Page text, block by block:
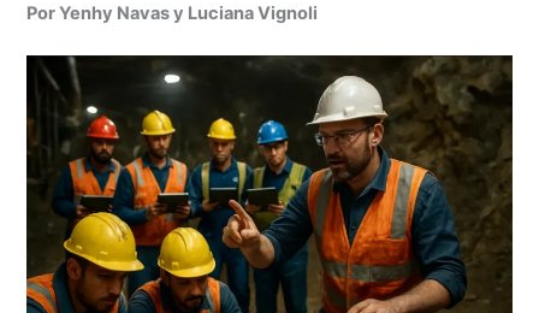
Por Yenhy Navas y Luciana Vignoli